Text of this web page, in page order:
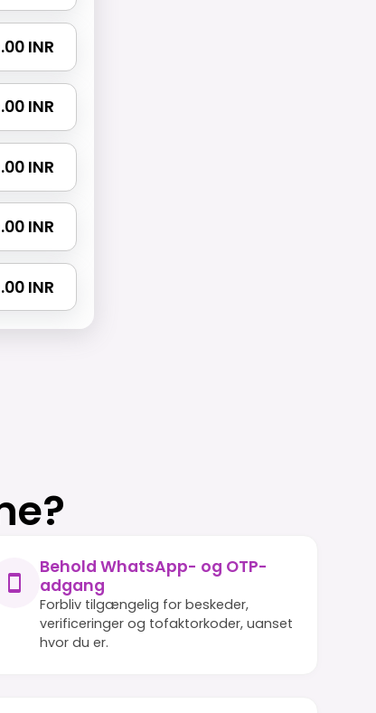
INR
INR
INR
INR
INR
Behold WhatsApp- og OTP-
adgang
Forbliv tilgængelig for beskeder,
verificeringer og tofaktorkoder, uanset
hvor du er.